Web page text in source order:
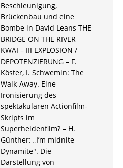
Beschleunigung,
Brückenbau und eine
Bombe in David Leans THE
BRIDGE ON THE RIVER
KWAI – III EXPLOSION /
DEPOTENZIERUNG – F.
Köster, I. Schwemin: The
Walk-Away. Eine
Ironisierung des
spektakulären Actionfilm-
Skripts im
Superheldenfilm? – H.
Günther: „I’m midnite
Dynamite". Die
Darstellung von